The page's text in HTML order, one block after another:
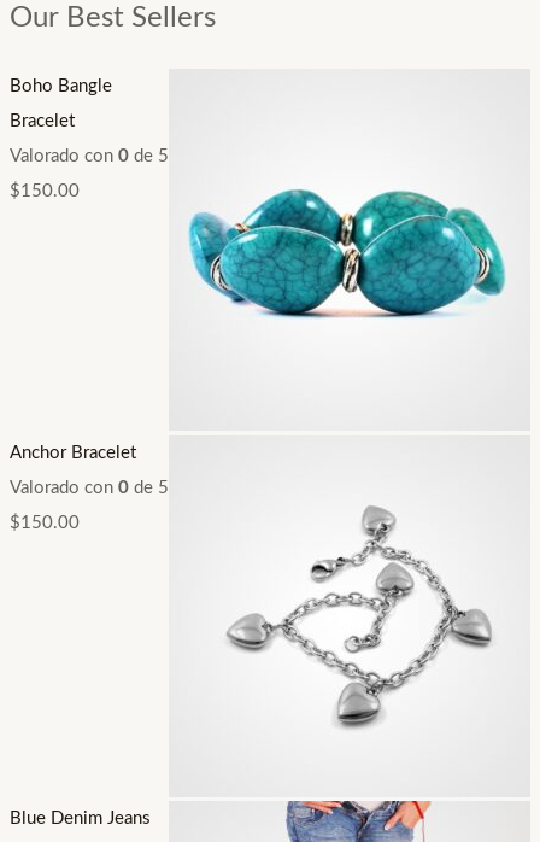
Our Best Sellers
Boho Bangle
Bracelet
Valorado con 0de 5
$150.00
Anchor Bracelet
Valorado con 0de 5
$150.00
Blue Denim Jeans